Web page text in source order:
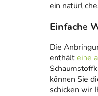
ein
Einfache
Die
enthälteine
können Sie
schicken wir